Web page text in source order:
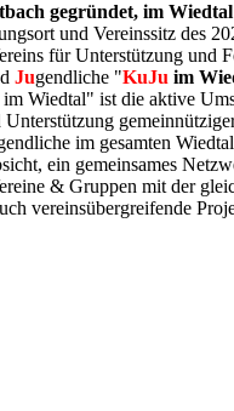
gegründet, im
und Vereinssitz des
für Unterstützung und
Jugendliche "KuJu im
Wiedtal" ist die aktive
Unterstützung
im gesamten
ein gemeinsames
& Gruppen mit der
vereinsübergreifende